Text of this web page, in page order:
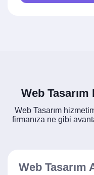
Web
Web Tasarım
firmanıza ne gibi
Web Tasarım